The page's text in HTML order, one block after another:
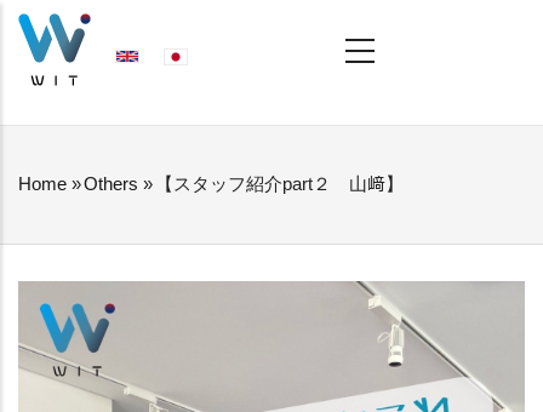
Skip
NAVIGATION
BREADCRUMB
Home »Others » 【スタッフ紹介part２ 山﨑】